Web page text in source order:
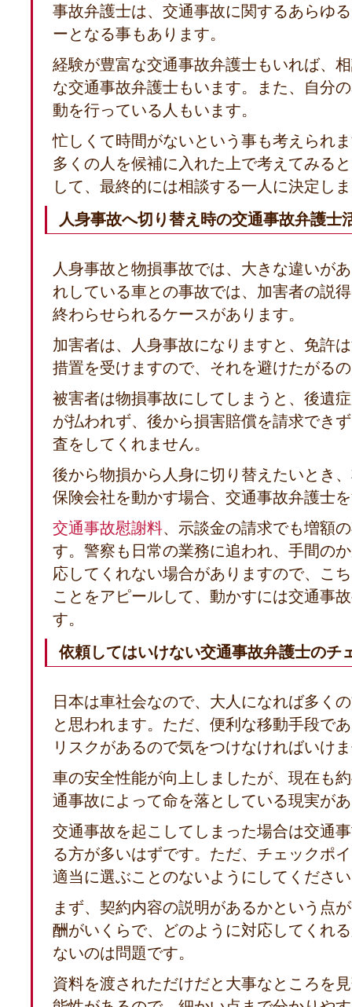
事故弁護士は、交通事故に関するあらゆ
ーとなる事もあります。
経験が豊富な交通事故弁護士もいれば、
な交通事故弁護士もいます。また、自分
動を行っている人もいます。
忙しくて時間がないという事も考えられ
多くの人を候補に入れた上で考えてみる
して、最終的には相談する一人に決定し
人身事故へ切り替え時の交通事故弁護士
人身事故と物損事故では、大きな違いが
れしている車との事故では、加害者の説
終わらせられるケースがあります。
加害者は、人身事故になりますと、免許
措置を受けますので、それを避けたがる
被害者は物損事故にしてしまうと、後遺
が払われず、後から損害賠償を請求でき
査をしてくれません。
後から物損から人身に切り替えたいとき
保険会社を動かす場合、交通事故弁護士
交通事故慰謝料、示談金の請求でも増額
す。警察も日常の業務に追われ、手間の
応してくれない場合がありますので、こ
ことをアピールして、動かすには交通事
す。
依頼してはいけない交通事故弁護士のチ
日本は車社会なので、大人になれば多く
と思われます。ただ、便利な移動手段で
リスクがあるので気をつけなければいけ
車の安全性能が向上しましたが、現在も
通事故によって命を落としている現実が
交通事故を起こしてしまった場合は交通
る方が多いはずです。ただ、チェックポ
適当に選ぶことのないようにしてくださ
まず、契約内容の説明があるかという点
酬がいくらで、どのように対応してくれ
ないのは問題です。
資料を渡されただけだと大事なところを